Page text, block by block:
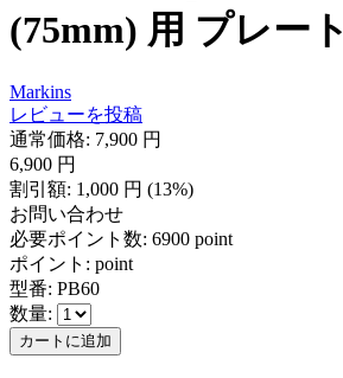
(75mm) 用 プレート
Markins
レビューを投稿
通常価格: 7,900 円
6,900 円
割引額: 1,000 円 (13%)
お問い合わせ
必要ポイント数: 6900 point
ポイント: point
型番: PB60
数量:
カートに追加